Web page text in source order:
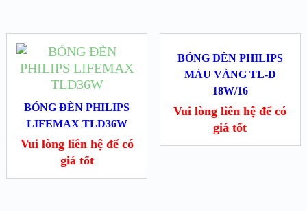
BÓNG ĐÈN PHILIPS
LIFEMAX TLD36W
Vui lòng liên hệ để có
giá tốt
BÓNG ĐÈN PHILIPS
MÀU VÀNG TL-D
18W/16
Vui lòng liên hệ để có
giá tốt